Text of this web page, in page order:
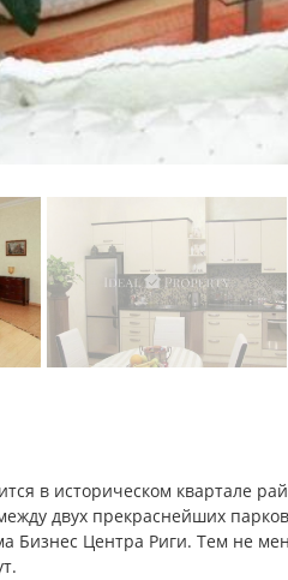
в историческом квартале
двух прекраснейших
Бизнес Центра Риги. Тем не